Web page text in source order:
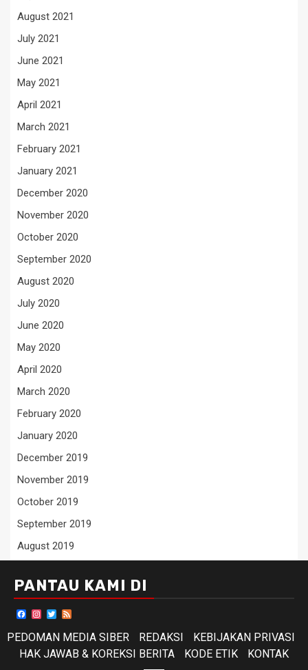
August 2021
July 2021
June 2021
May 2021
April 2021
March 2021
February 2021
January 2021
December 2020
November 2020
October 2020
September 2020
August 2020
July 2020
June 2020
May 2020
April 2020
March 2020
February 2020
January 2020
December 2019
November 2019
October 2019
September 2019
August 2019
PANTAU KAMI DI
Facebook
Instagram
Twitter
PEDOMAN MEDIA SIBER
REDAKSI
KEBIJAKAN PRIVASI
HAK JAWAB & KOREKSI BERITA
KODE ETIK KONTAK